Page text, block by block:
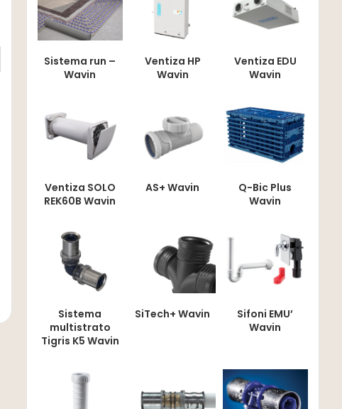
Sistema run –
Wavin
Ventiza HP
Wavin
Ventiza EDU
Wavin
Ventiza SOLO
REK60B Wavin
AS+ Wavin
Q-Bic Plus
Wavin
Sistema
multistrato
Tigris K5 Wavin
SiTech+ Wavin
Sifoni EMU’
Wavin